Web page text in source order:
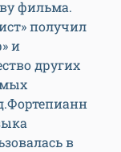
фильма.
получил
и
других
в